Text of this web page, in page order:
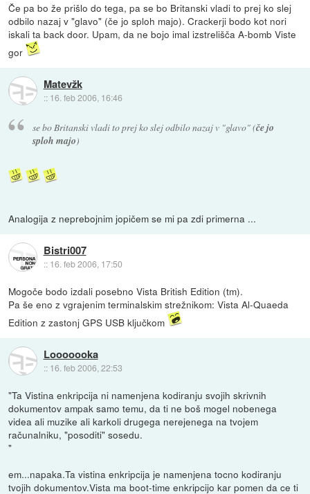
Če pa bo že prišlo do tega, pa se bo Britanski vladi to prej ko slej
odbilo nazaj v "glavo" (če jo sploh majo). Crackerji bodo kot nori
iskali ta back door. Upam, da ne bojo imal izstrelišča A-bomb Viste
gor
Matevžk
:: 16. feb 2006, 16:46
se bo Britanski vladi to prej ko slej odbilo nazaj v "glavo" (če jo
sploh majo)
Analogija z neprebojnim jopičem se mi pa zdi primerna ...
Bistri007
:: 16. feb 2006, 17:50
Mogoče bodo izdali posebno Vista British Edition (tm).
Pa še eno z vgrajenim terminalskim strežnikom: Vista Al-Quaeda
Edition z zastonj GPS USB ključkom
Looooooka
:: 16. feb 2006, 22:53
"Ta Vistina enkripcija ni namenjena kodiranju svojih skrivnih
dokumentov ampak samo temu, da ti ne boš mogel nobenega
videa ali muzike ali karkoli drugega nerejenega na tvojem
računalniku, "posoditi" sosedu.
"
em...napaka.Ta vistina enkripcija je namenjena tocno kodiranju
tvojih dokumentov.Vista ma boot-time enkripcijo kar pomen da ce ti